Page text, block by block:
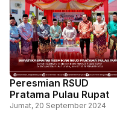
Peresmian RSUD
Pratama Pulau Rupat
Jumat, 20 September 2024